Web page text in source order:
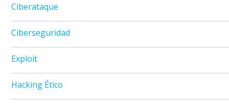
Ciberataque
Ciberseguridad
Exploit
Hacking Ético